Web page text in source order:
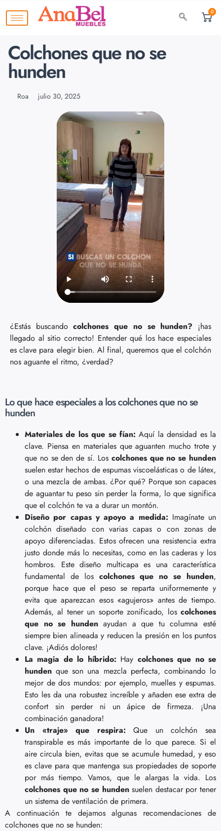
0
Colchones que no se
hunden
Roa julio 30, 2025
¿Estás buscandocolchones que no se hunden? ¡has
llegado al sitio correcto! Entender qué los hace especiales
es clave para elegir bien. Al final, queremos que el colchón
nos aguante el ritmo, ¿verdad?
Lo que hace especiales a los colchones que no se
hunden
Materiales de los que se fían: Aquí la densidad es la
clave. Piensa en materiales que aguanten mucho trote y
que no se den de sí. Los colchones que no se hunden
suelen estar hechos de espumas viscoelásticas o de látex,
o una mezcla de ambas. ¿Por qué? Porque son capaces
de aguantar tu peso sin perder la forma, lo que significa
que el colchón te va a durar un montón.
Diseño por capas y apoyo a medida: Imagínate un
colchón diseñado con varias capas o con zonas de
apoyo diferenciadas. Estos ofrecen una resistencia extra
justo donde más lo necesitas, como en las caderas y los
hombros. Este diseño multicapa es una característica
fundamental de los colchones que no se hunden,
porque hace que el peso se reparta uniformemente y
evita que aparezcan esos «agujeros» antes de tiempo.
Además, al tener un soporte zonificado, los colchones
que no se hundenayudan a que tu columna esté
siempre bien alineada y reducen la presión en los puntos
clave. ¡Adiós dolores!
La magia de lo híbrido: Hay colchones que no se
hunden que son una mezcla perfecta, combinando lo
mejor de dos mundos: por ejemplo, muelles y espumas.
Esto les da una robustez increíble y añaden ese extra de
confort sin perder ni un ápice de firmeza. ¡Una
combinación ganadora!
Un «traje» que respira: Que un colchón sea
transpirable es más importante de lo que parece. Si el
aire circula bien, evitas que se acumule humedad, y eso
es clave para que mantenga sus propiedades de soporte
por más tiempo. Vamos, que le alargas la vida. Los
colchones que no se hundensuelen destacar por tener
un sistema de ventilación de primera.
A continuación te dejamos algunas recomendaciones de
colchones que no se hunden: